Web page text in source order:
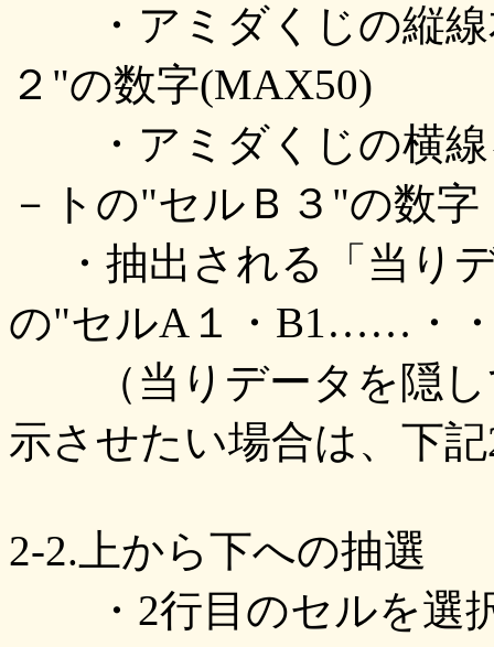
・アミダくじの縦線
２"の数字(MAX50)
・アミダくじの横線
－トの"セルＢ３"の数字
・抽出される「当り
の"セルA１・B1……・
（当りデータを隠し
示させたい場合は、下
2-2.上から下への抽選
・2行目のセルを選択